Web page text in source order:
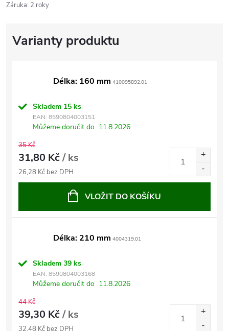
Záruka: 2 roky
Délka: 160 mm 410095892.01
Skladem 15 ks
EAN: 8590804003151
Můžeme doručit do 11.8.2026
35 Kč
31,80 Kč/ ks
26,28 Kč bez DPH
VLOŽIT DO KOŠÍKU
Délka: 210 mm 4004319.01
Skladem 39 ks
EAN: 8590804003168
Můžeme doručit do 11.8.2026
44 Kč
39,30 Kč/ ks
32,48 Kč bez DPH